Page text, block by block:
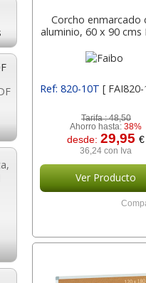
Corcho enmarcado
aluminio, 60 x 90 cms
Ref: 820-10T [
Tarifa :48,50
Ahorro hasta:38%
desde:29,95€
36,24 con Iva
Ver Producto